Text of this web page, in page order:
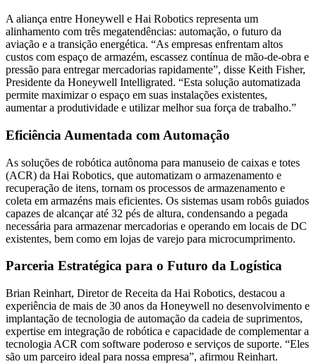
A aliança entre Honeywell e Hai Robotics representa um
alinhamento com três megatendências: automação, o futuro da
aviação e a transição energética. “As empresas enfrentam altos
custos com espaço de armazém, escassez contínua de mão-de-obra e
pressão para entregar mercadorias rapidamente”, disse Keith Fisher,
Presidente da Honeywell Intelligrated. “Esta solução automatizada
permite maximizar o espaço em suas instalações existentes,
aumentar a produtividade e utilizar melhor sua força de trabalho.”
Eficiência Aumentada com Automação
As soluções de robótica autônoma para manuseio de caixas e totes
(ACR) da Hai Robotics, que automatizam o armazenamento e
recuperação de itens, tornam os processos de armazenamento e
coleta em armazéns mais eficientes. Os sistemas usam robôs guiados
capazes de alcançar até 32 pés de altura, condensando a pegada
necessária para armazenar mercadorias e operando em locais de DC
existentes, bem como em lojas de varejo para microcumprimento.
Parceria Estratégica para o Futuro da Logística
Brian Reinhart, Diretor de Receita da Hai Robotics, destacou a
experiência de mais de 30 anos da Honeywell no desenvolvimento e
implantação de tecnologia de automação da cadeia de suprimentos,
expertise em integração de robótica e capacidade de complementar a
tecnologia ACR com software poderoso e serviços de suporte. “Eles
são um parceiro ideal para nossa empresa”, afirmou Reinhart.